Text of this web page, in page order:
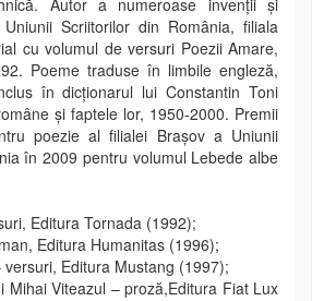
Autor a numeroase invenții și
Scriitorilor din România, filiala
cu volumul de versuri Poezii Amare,
Poeme traduse în limbile engleză,
în dicționarul lui Constantin Toni
și faptele lor, 1950-2000. Premii
poezie al filialei Brașov a Uniunii
în 2009 pentru volumul Lebede albe
Editura Tornada (1992);
Editura Humanitas (1996);
Editura Mustang (1997);
Mihai Viteazul – proză,Editura Fiat Lux